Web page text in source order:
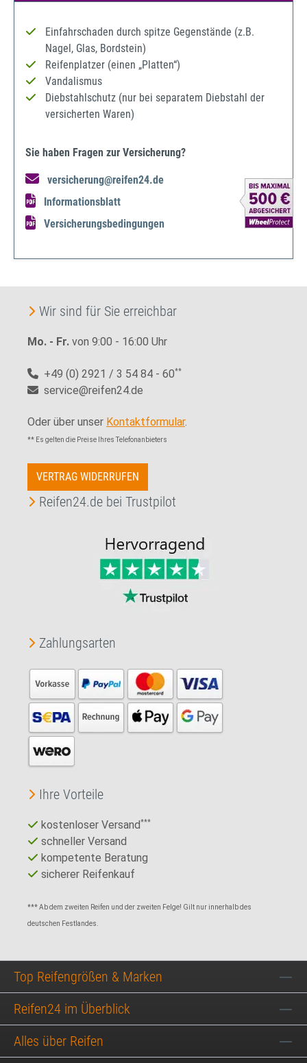
Einfahrschaden durch spitze Gegenstände (z.B.
Nagel, Glas, Bordstein)
Reifenplatzer (einen „Platten“)
Vandalismus
Diebstahlschutz (nur bei separatem Diebstahl der
versicherten Waren)
Sie haben Fragen zur Versicherung?
versicherung@reifen24.de
Informationsblatt
Versicherungsbedingungen
Wir sind für Sie erreichbar
Mo. - Fr. von 9:00 - 16:00 Uhr
+49 (0) 2921 / 3 54 84 - 60**
service@reifen24.de
Oder über unser Kontaktformular.
** Es gelten die Preise Ihres Telefonanbieters
VERTRAG WIDERRUFEN
Reifen24.de bei Trustpilot
Zahlungsarten
Ihre Vorteile
kostenloser Versand***
schneller Versand
kompetente Beratung
sicherer Reifenkauf
*** Ab dem zweiten Reifen und der zweiten Felge! Gilt nur innerhalb des
deutschen Festlandes.
Top Reifengrößen & Marken
Reifen24 im Überblick
Alles über Reifen